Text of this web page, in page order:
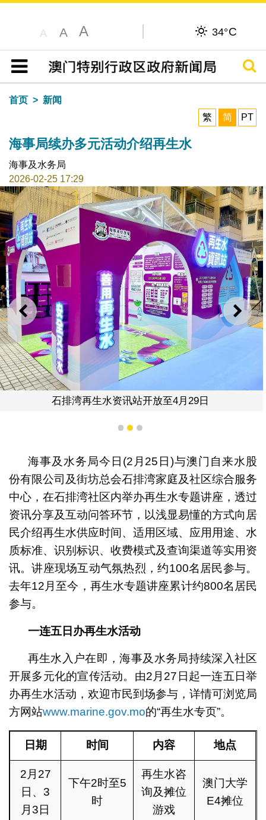
A A A 34°C
目录
搜寻
首页
新闻
繁
简 PT
海事局续办多元活动介绍再生水
海事及水务局
2026-02-25 17:29
上一则 下一
石排湾再生水资讯站开放至4月29日
1 2 3
海事及水务局今日(2月25日)与澳门自来水股
份有限公司及街坊总会石排湾家庭及社区综合服务
中心，在石排湾社区内举办再生水专题讲座，透过
资讯分享及互动问答环节，以浅显易懂的方式向居
民介绍再生水供应时间、适用区域、应用用途、水
质标准、识别标识、收费模式及查询渠道等实用资
讯。讲座现场互动气氛热烈，约100名居民参与。
去年12月至今，再生水专题讲座累计约800名居民
参与。
一连五日办再生水活动
再生水入户在即，海事及水务局持续深入社区
开展多元化的宣传活动。由2月27日起一连五日举
办再生水活动，欢迎市民到场参与，详情可浏览局
方网站www.marine.gov.mo的“再生水专页”。
日期 时间 内容 地点
2月27
日、3
月3日
下午2时至5
时
再生水咨
询及摊位
游戏
澳门大学
E4摊位